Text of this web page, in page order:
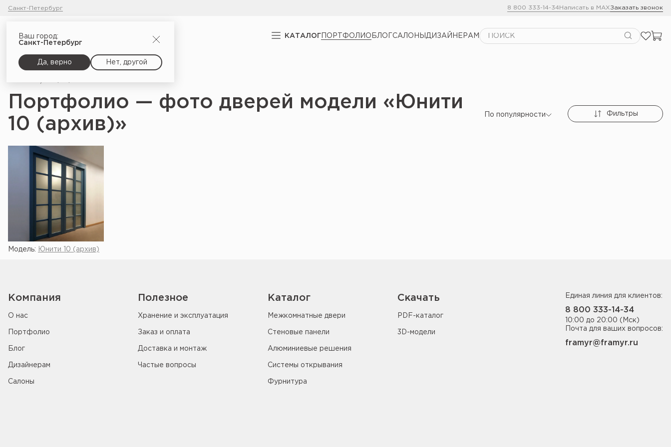
Санкт-Петербург 8 800 333-14-34Написать в MAXЗаказать звонок
КАТАЛОГ ПОРТФОЛИО БЛОГСАЛОНЫ ДИЗАЙНЕРАМ
Ваш город:
Санкт-Петербург
Да, верно Нет, другой
Портфолио — фото дверей модели «Юнити
10 (архив)»
По популярности Фильтры
Модель: Юнити 10 (архив)
Компания
О нас
Портфолио
Блог
Дизайнерам
Салоны
Полезное
Хранение и эксплуатация
Заказ и оплата
Доставка и монтаж
Частые вопросы
Каталог
Межкомнатные двери
Стеновые панели
Алюминиевые решения
Системы открывания
Фурнитура
Скачать
PDF-каталог
3D-модели
Единая линия для клиентов:
8 800 333-14-34
10:00 до 20:00 (Мск)
Почта для ваших вопросов:
framyr@framyr.ru